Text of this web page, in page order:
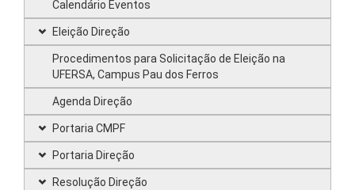
Calendário Eventos
Eleição Direção
Procedimentos para Solicitação de Eleição na
UFERSA, Campus Pau dos Ferros
Agenda Direção
Portaria CMPF
Portaria Direção
Resolução Direção